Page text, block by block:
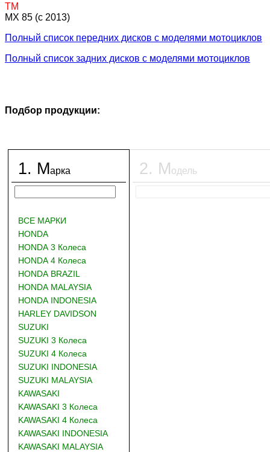
TM
MX 85 (c 2013)
Полный список передних дисков с моделями мотоциклов
Полный список задних дисков с моделями мотоциклов
Подбор продукции:
1. Марка
ВСЕ МАРКИ
HONDA
HONDA 3 Колеса
HONDA 4 Колеса
HONDA BRAZIL
HONDA MALAYSIA
HONDA INDONESIA
HARLEY DAVIDSON
SUZUKI
SUZUKI 3 Колеса
SUZUKI 4 Колеса
SUZUKI INDONESIA
SUZUKI MALAYSIA
KAWASAKI
KAWASAKI 3 Колеса
KAWASAKI 4 Колеса
KAWASAKI INDONESIA
KAWASAKI MALAYSIA
2. Модель